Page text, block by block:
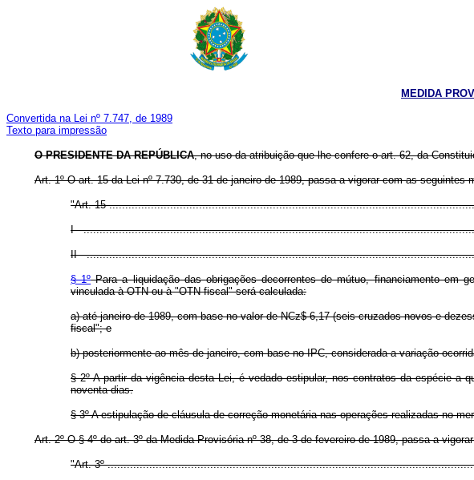
MEDIDA
Convertida na Lei nº 7.747, de 1989
Texto para impressão
O PRESIDENTE DA REPÚBLICA, no uso da atribuição que lhe confere o art. 62, da
Art. 1º O art. 15 da Lei nº 7.730, de 31 de janeiro de 1989, passa a vigorar com as seguintes
"Art. 15
I -
II -
§ 1ºPara a liquidação das obrigações decorrentes de mútuo, financiamento em
vinculada à OTN ou à "OTN fiscal" será calculada:
a) até janeiro de 1989, com base no valor de NCz$ 6,17 (seis cruzados novos e
fiscal"; e
b) posteriormente ao mês de janeiro, com base no IPC, considerada a variação
§ 2º A partir da vigência desta Lei, é vedado estipular, nos contratos da espécie a
noventa dias.
§ 3º A estipulação de cláusula de correção monetária nas operações realizadas no
Art. 2º O § 4º do art. 3º da Medida Provisória nº 38, de 3 de fevereiro de 1989, passa a
"Art. 3º